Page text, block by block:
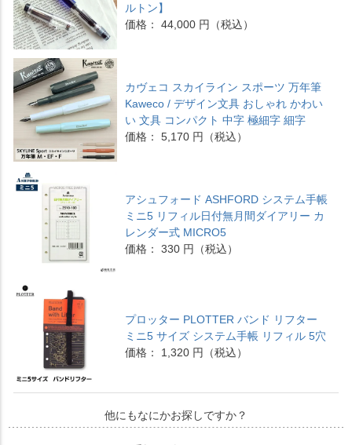
ルトン】
価格： 44,000 円（税込）
カヴェコ スカイライン スポーツ 万年筆
Kaweco / デザイン文具 おしゃれ かわい
い 文具 コンパクト 中字 極細字 細字
価格： 5,170 円（税込）
アシュフォード ASHFORD システム手帳
ミニ5 リフィル日付無月間ダイアリー カ
レンダー式 MICRO5
価格： 330 円（税込）
プロッター PLOTTER バンド リフター
ミニ5 サイズ システム手帳 リフィル 5穴
価格： 1,320 円（税込）
他にもなにかお探しですか？